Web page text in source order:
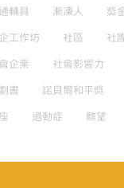
輔具 漸凍人 獎
工作坊 社區 社
企業 社會影響力
書 諾貝爾和平獎
過動症 麒望